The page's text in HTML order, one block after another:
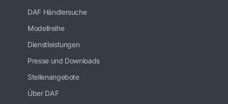
DAF Händlersuche
Modellreihe
Dienstleistungen
Presse und Downloads
Stellenangebote
Über DAF